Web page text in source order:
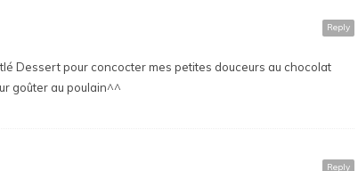
Reply
Dessert pour concocter mes petites douceurs au chocolat
goûter au poulain^^
Reply